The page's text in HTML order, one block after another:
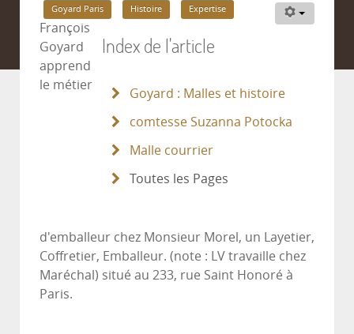
Goyard Paris Histoire Expertise
Index de l'article
Goyard : Malles et histoire
comtesse Suzanna Potocka
Malle courrier
Toutes les Pages
François
Goyard
apprend
le métier
d'emballeur chez Monsieur Morel, un Layetier,
Coffretier, Emballeur. (note : LV travaille chez
Maréchal) situé au 233, rue Saint Honoré à
Paris.